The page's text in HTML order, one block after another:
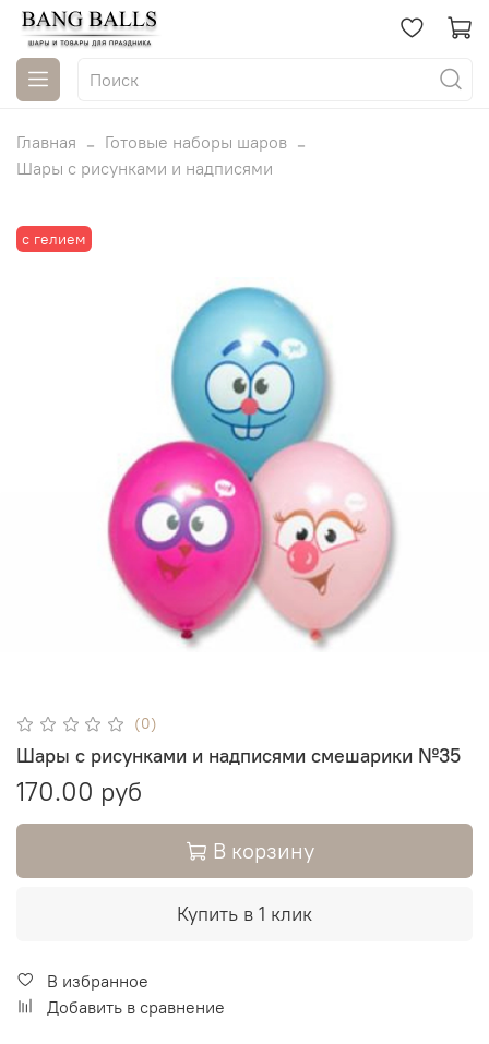
Главная
Готовые наборы шаров
Шары с рисунками и надписями
с гелием
(0)
Шары с рисунками и надписями смешарики №35
170.00 руб
В корзину
Купить в 1 клик
В избранное
Добавить в сравнение